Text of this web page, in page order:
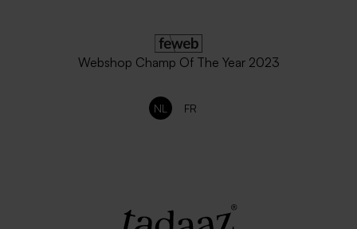
Webshop Champ Of The Year 2023
NL FR